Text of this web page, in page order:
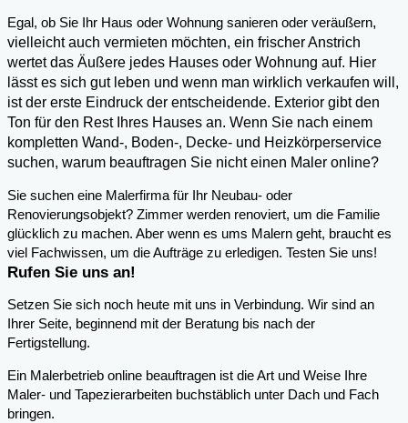
Egal, ob Sie Ihr Haus oder Wohnung sanieren oder veräußern,
vielleicht auch vermieten möchten, ein frischer Anstrich
wertet das Äußere jedes Hauses oder Wohnung auf. Hier
lässt es sich gut leben und wenn man wirklich verkaufen will,
ist der erste Eindruck der entscheidende. Exterior gibt den
Ton für den Rest Ihres Hauses an. Wenn Sie nach einem
kompletten Wand-, Boden-, Decke- und Heizkörperservice
suchen, warum beauftragen Sie nicht einen Maler online?
Sie suchen eine Malerfirma für Ihr Neubau- oder
Renovierungsobjekt? Zimmer werden renoviert, um die Familie
glücklich zu machen. Aber wenn es ums Malern geht, braucht es
viel Fachwissen, um die Aufträge zu erledigen. Testen Sie uns!
Rufen Sie uns an!
Setzen Sie sich noch heute mit uns in Verbindung. Wir sind an
Ihrer Seite, beginnend mit der Beratung bis nach der
Fertigstellung.
Ein Malerbetrieb online beauftragen ist die Art und Weise Ihre
Maler- und Tapezierarbeiten buchstäblich unter Dach und Fach
bringen.